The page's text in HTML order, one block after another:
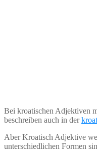
Bei kroatischen Adjektiven
beschreiben auch in der
Aber Kroatisch Adjektive
unterschiedlichen Formen